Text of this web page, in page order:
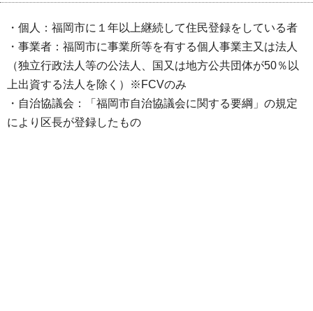
・個人：福岡市に１年以上継続して住民登録をしている者
・事業者：福岡市に事業所等を有する個人事業主又は法人
（独立行政法人等の公法人、国又は地方公共団体が50％以
上出資する法人を除く）※FCVのみ
・自治協議会：「福岡市自治協議会に関する要綱」の規定
により区長が登録したもの